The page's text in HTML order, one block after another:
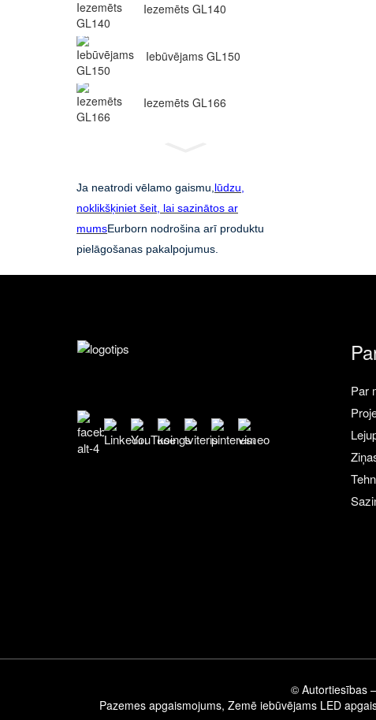
Iezemēts GL140
Iebūvējams GL150
Iezemēts GL166
Ja neatrodi vēlamo gaismu,lūdzu,
noklikšķiniet šeit, lai sazinātos ar
mumsEurborn nodrošina arī produktu
pielāgošanas pakalpojumus.
Par
© Autortiesības
Pazemes apgaismojums, Zemē iebūvējams LED